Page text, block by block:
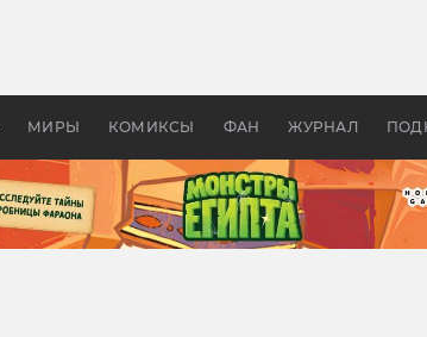
МИРЫ КОМИКСЫ ФАН ЖУРНАЛ
колец»
Древней